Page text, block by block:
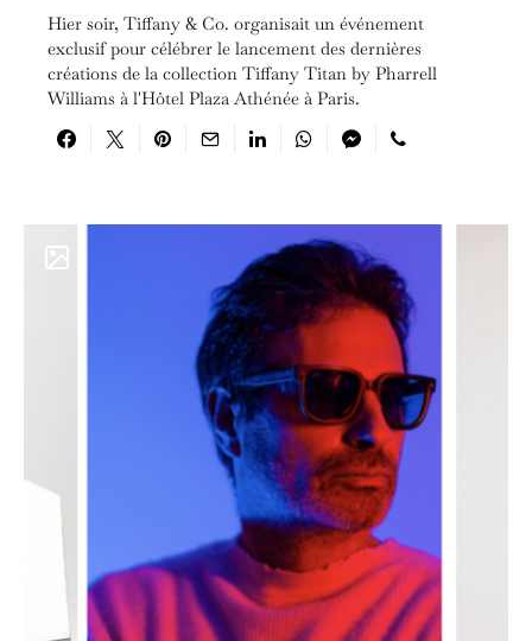
Hier soir, Tiffany & Co. organisait un événement
exclusif pour célébrer le lancement des dernières
créations de la collection Tiffany Titan by Pharrell
Williams à l'Hôtel Plaza Athénée à Paris.